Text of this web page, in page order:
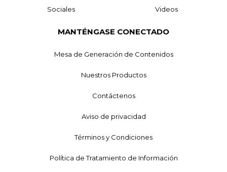
Sociales Videos
MANTÉNGASE CONECTADO
Mesa de Generación de Contenidos
Nuestros Productos
Contáctenos
Aviso de privacidad
Términos y Condiciones
Política de Tratamiento de Información